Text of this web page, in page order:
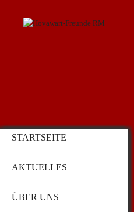
STARTSEITE
AKTUELLES
ÜBER UNS